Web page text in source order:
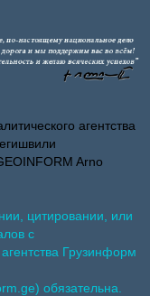
агентства
Arno
цитировании, или
с
Грузинформ
обязательна.